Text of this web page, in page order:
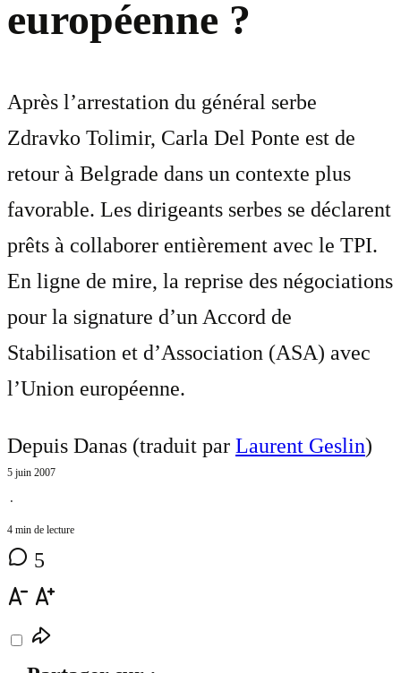
européenne ?
Après l’arrestation du général serbe
Zdravko Tolimir, Carla Del Ponte est de
retour à Belgrade dans un contexte plus
favorable. Les dirigeants serbes se déclarent
prêts à collaborer entièrement avec le TPI.
En ligne de mire, la reprise des négociations
pour la signature d’un Accord de
Stabilisation et d’Association (ASA) avec
l’Union européenne.
Depuis Danas (traduit par Laurent Geslin)
5 juin 2007
⋅
4 min de lecture
5